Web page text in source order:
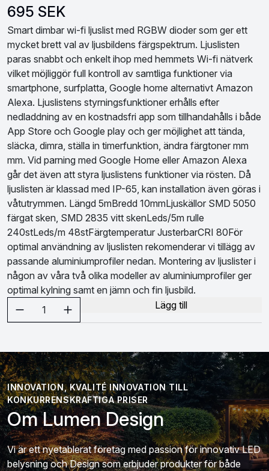
695 SEK
Smart dimbar wi-fi ljuslist med RGBW dioder som ger ett
mycket brett val av ljusbildens färgspektrum. Ljuslisten
paras snabbt och enkelt ihop med hemmets Wi-fi nätverk
vilket möjliggör full kontroll av samtliga funktioner via
smartphone, surfplatta, Google home alternativt Amazon
Alexa. Ljuslistens styrningsfunktioner erhålls efter
nedladdning av en kostnadsfri app som tillhandahålls i både
App Store och Google play och ger möjlighet att tända,
släcka, dimra, ställa in timerfunktion, ändra färgtoner mm
mm. Vid parning med Google Home eller Amazon Alexa
går det även att styra ljuslistens funktioner via rösten. Då
ljuslisten är klassad med IP-65, kan installation även göras i
våtutrymmen. Längd 5mBredd 10mmLjuskällor SMD 5050
färgat sken, SMD 2835 vitt skenLeds/5m rulle
240stLeds/m 48stFärgtemperatur JusterbarCRI 80För
optimal användning av ljuslisten rekomenderar vi tillägg av
passande aluminiumprofiler nedan. Montering av ljuslister i
någon av våra två olika modeller av aluminiumprofiler ger
optimal kylning samt en jämn och fin ljusbild.
Välj antal1 Lägg till
INNOVATION, KVALITÉ INNOVATION TILL
KONKURRENSKRAFTIGA PRISER
Om Lumen Design
Vi är ett nyetablerat företag med passion för innovativ LED
belysning och Design som erbjuder produkter för både